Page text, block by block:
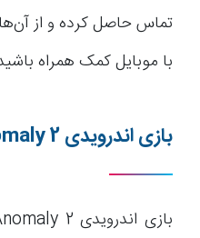
تماس حاصل کرده و از
با موبایل کمک همراه
بازی اندرویدی2